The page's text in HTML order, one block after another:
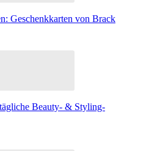
Geschenkkarten von Brack
Beauty- & Styling-